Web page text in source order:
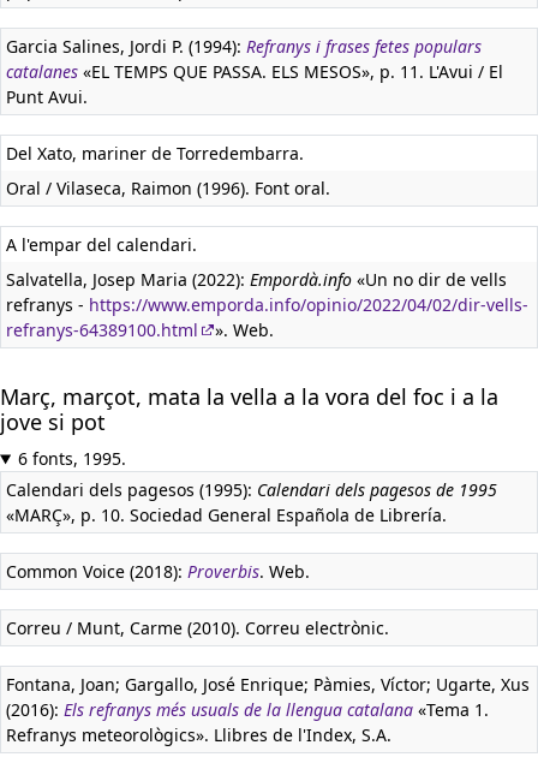
Garcia Salines, Jordi P. (1994): Refranys i frases fetes populars
catalanes «EL TEMPS QUE PASSA. ELS MESOS», p. 11. L'Avui / El
Punt Avui.
Del Xato, mariner de Torredembarra.
Oral / Vilaseca, Raimon (1996). Font oral.
A l'empar del calendari.
Salvatella, Josep Maria (2022): Empordà.info «Un no dir de vells
refranys - https://www.emporda.info/opinio/2022/04/02/dir-vells-
refranys-64389100.html
». Web.
Març, marçot, mata la vella a la vora del foc i a la
jove si pot
6 fonts, 1995.
Calendari dels pagesos (1995): Calendari dels pagesos de 1995
«MARÇ», p. 10. Sociedad General Española de Librería.
Common Voice (2018): Proverbis. Web.
Correu / Munt, Carme (2010). Correu electrònic.
Fontana, Joan; Gargallo, José Enrique; Pàmies, Víctor; Ugarte, Xus
(2016): Els refranys més usuals de la llengua catalana «Tema 1.
Refranys meteorològics». Llibres de l'Index, S.A.